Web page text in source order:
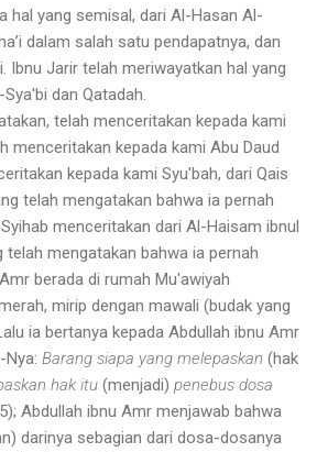
hal yang semisal, dari Al-Hasan Al-
dalam salah satu penda­patnya, dan
Ibnu Jarir telah meriwayatkan hal yang
dan Qatadah.
telah menceritakan kepada kami
menceritakan kepada kami Abu Daud
kepada kami Syu'bah, dari Qais
telah mengatakan bahwa ia pernah
menceritakan dari Al-Haisam ibnul
telah mengatakan bahwa ia pernah
berada di ru­mah Mu'awiyah
mirip dengan mawali (bu­dak yang
ia bertanya kepada Abdullah ibnu Amr
Barang siapa yang melepaskan (hak
hak itu (menjadi) penebus dosa
Abdullah ibnu Amr menjawab bahwa
darinya sebagian dari dosa-dosanya